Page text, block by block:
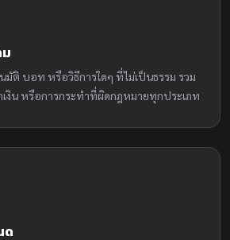
ติ บอท หรือวิธีการใดๆ ที่ไม่เป็นธรรม รวม
เงิน หรือการกระทำที่ผิดกฎหมายทุกประเภท
ด